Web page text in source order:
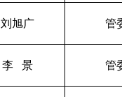
刘旭广 管
李 景 管